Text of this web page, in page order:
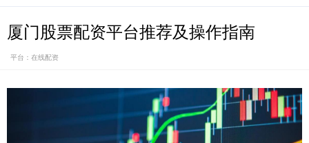
厦门股票配资平台推荐及操作指南
平台：在线配资